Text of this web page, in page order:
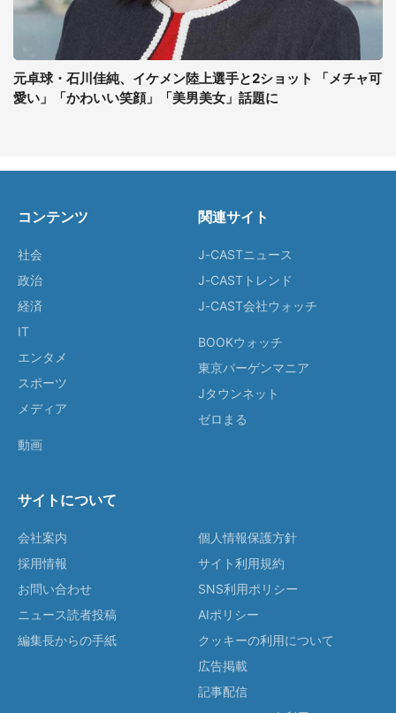
元卓球・石川佳純、イケメン陸上選手と2ショット 「メチャ可
愛い」「かわいい笑顔」「美男美女」話題に
コンテンツ
社会
政治
経済
IT
エンタメ
スポーツ
メディア
動画
関連サイト
J-CASTニュース
J-CASTトレンド
J-CAST会社ウォッチ
BOOKウォッチ
東京バーゲンマニア
Jタウンネット
ゼロまる
サイトについて
会社案内
採用情報
お問い合わせ
ニュース読者投稿
編集長からの手紙
個人情報保護方針
サイト利用規約
SNS利用ポリシー
AIポリシー
クッキーの利用について
広告掲載
記事配信